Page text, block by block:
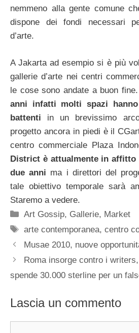
nemmeno alla gente comune
dispone dei fondi necessari
d’arte.
A Jakarta ad esempio si è più
gallerie d’arte nei centri
le cose sono andate a buon fine.
anni infatti molti spazi
battenti in un brevissimo
progetto ancora in piedi è il
centro commerciale Plaza
District è attualmente in
due anni ma i direttori del
tale obiettivo temporale sarà
Staremo a vedere.
Categorie
Art Gossip, Gallerie, Market
Tag
arte contemporanea,centro
Musae 2010, nuove
Roma insorge contro i
spende 30.000 sterline per un
Lascia un commento